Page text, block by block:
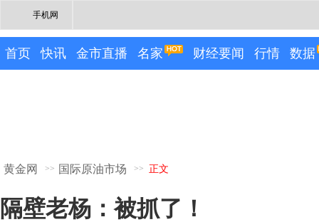
手机网
首页 快讯 金市直播 名家 财经要闻 行情 数据
黄金网 >> 国际原油市场 >> 正文
隔壁老杨：被抓了！